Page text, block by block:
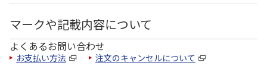
マークや記載内容について
よくあるお問い合わせ
お支払い方法 注文のキャンセルについて